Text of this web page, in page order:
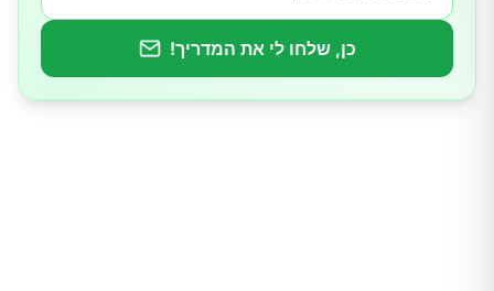
5.שמרים תזונתיים
כן, שלחו לי את המדריך!